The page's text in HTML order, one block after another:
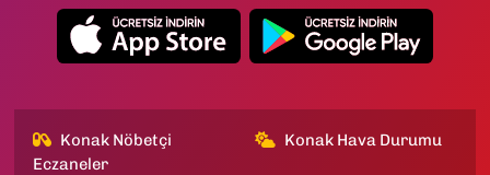
Konak Nöbetçi
Eczaneler
Konak Hava Durumu